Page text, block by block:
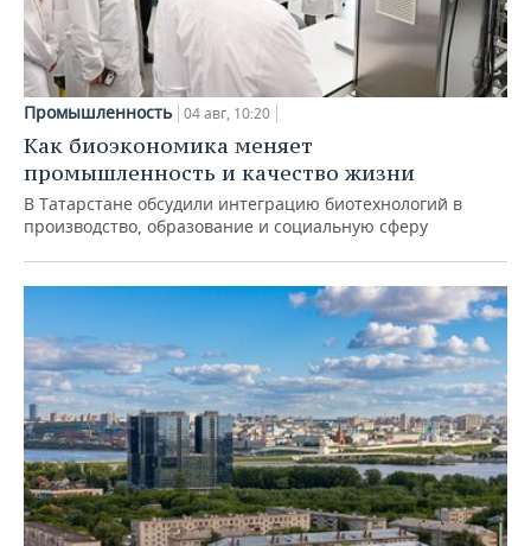
Промышленность 04 авг, 10:20
Как биоэкономика меняет
промышленность и качество жизни
В Татарстане обсудили интеграцию биотехнологий в
производство, образование и социальную сферу